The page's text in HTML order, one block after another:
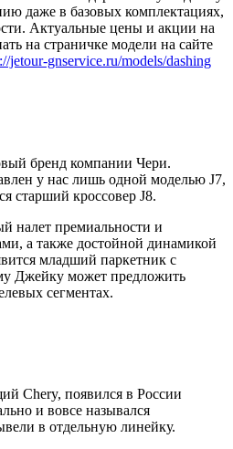
даже в базовых комплектациях,
Актуальные цены и акции на
на страничке модели на сайте
jetour-gnservice.ru/models/dashing
бренд компании Чери.
у нас лишь одной моделью J7,
старший кроссовер J8.
налет премиальности и
а также достойной динамикой
младший паркетник с
Джейку может предложить
сегментах.
Chery, появился в России
и вовсе назывался
в отдельную линейку.